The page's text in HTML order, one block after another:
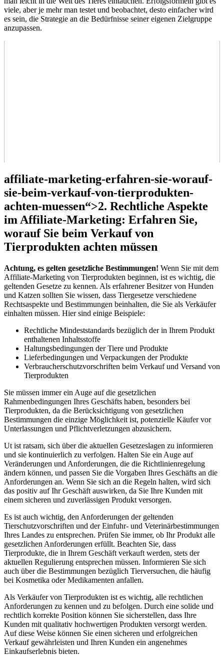
viele,​ aber je‍ mehr ‌man testet und beobachtet, desto einfacher wird
es ​sein, die Strategie an die‍ Bedürfnisse seiner eigenen Zielgruppe
anzupassen.
affiliate-marketing-erfahren-sie-worauf-
sie-beim-verkauf-von-tierprodukten-
achten-muessen“>2. Rechtliche ​Aspekte
im Affiliate-Marketing: Erfahren‌ Sie,
‍worauf Sie beim⁤ Verkauf von
‍Tierprodukten achten müssen
Achtung, es gelten‍ gesetzliche Bestimmungen! Wenn Sie mit dem
Affiliate-Marketing ⁣von Tierprodukten‌ beginnen, ist‌ es ⁣wichtig, ⁤die
geltenden Gesetze zu kennen. ⁢Als erfahrener Besitzer von‍ Hunden
⁢und Katzen ⁤sollten Sie⁤ wissen,⁣ dass Tiergesetze verschiedene
Rechtsaspekte und Bestimmungen beinhalten, die Sie als⁣ Verkäufer
einhalten müssen.‌ Hier sind einige Beispiele:
Rechtliche ⁢Mindeststandards bezüglich der in Ihrem‌ Produkt
enthaltenen⁢ Inhaltsstoffe
Haltungsbedingungen ‌der Tiere ‌und Produkte
Lieferbedingungen und⁣ Verpackungen der Produkte
Verbraucherschutzvorschriften ‍beim Verkauf und Versand⁣ von
Tierprodukten
Sie müssen immer ⁣ein Auge⁤ auf die gesetzlichen
Rahmenbedingungen Ihres ⁣Geschäfts haben, besonders bei
Tierprodukten, da‌ die Berücksichtigung von gesetzlichen
Bestimmungen die einzige Möglichkeit‌ ist,⁤ potenzielle Käufer vor
Unterlassungen und Pflichtverletzungen abzusichern.
Ut ist ratsam, sich über die aktuellen Gesetzeslagen zu informieren
und sie kontinuierlich zu verfolgen. ​Halten Sie ein Auge auf
Veränderungen und Anforderungen,‌ die ​die ‍Richtlinienregelung
‍ändern können, und passen⁣ Sie die Vorgaben Ihres Geschäfts an die
⁢Anforderungen⁣ an. Wenn Sie sich an die ⁢Regeln halten, wird sich
⁤das ‍positiv auf Ihr Geschäft auswirken, da Sie Ihre Kunden mit
einem ‌sicheren und zuverlässigen Produkt‍ versorgen.
Es‌ ist​ auch ⁣wichtig,⁤ den Anforderungen ‌der geltenden‍
Tierschutzvorschriften und der Einfuhr- ⁢und ⁣Veterinärbestimmungen
Ihres Landes zu entsprechen. Prüfen Sie immer, ob Ihr Produkt alle ​
gesetzlichen Anforderungen erfüllt.​ Beachten ​Sie, dass
Tierprodukte, die in Ihrem Geschäft verkauft werden, stets der
aktuellen Regulierung entsprechen müssen.⁢ Informieren Sie sich
auch über⁣ die ​Bestimmungen bezüglich Tierversuchen, ⁤die häufig
bei Kosmetika‌ oder Medikamenten ⁣anfallen.
Als​ Verkäufer ‌von Tierprodukten‌ ist⁤ es wichtig, alle rechtlichen
Anforderungen ​zu ⁤kennen ⁤und zu befolgen.‌ Durch eine solide und
rechtlich ⁤korrekte Position können Sie sicherstellen, dass Ihre
Kunden mit qualitativ hochwertigen Produkten versorgt werden.
Auf diese Weise können Sie‌ einen sicheren und erfolgreichen
Verkauf gewährleisten und Ihren ⁤Kunden ‍ein angenehmes
Einkaufserlebnis ​bieten.